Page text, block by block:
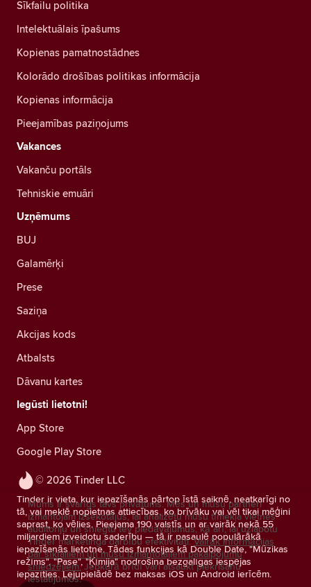
© 2026 Tinder LLC
Tinder ir vieta, kur iepazīšanās pārtop īstā saiknē, neatkarīgi no
tā, vai meklē nopietnas attiecības, ko brīvāku vai vēl tikai mēģini
saprast, ko vēlies. Pieejama 190 valstīs un ar vairāk nekā 55
miljardiem izveidotu saderību — tā ir pasaulē populārākā
iepazīšanās lietotne. Tādas funkcijas kā Double Date, "Mūzikas
režīms", "Pase", "Ķīmija" nodrošina bezgalīgas iespējas
iepazīties. Lejupielādē bez maksas iOS un Android ierīcēm.
Sīkfailu politika
Intelektuālais īpašums
Kopienas pamatnostādnes
Kolorādo drošības politikas informācija
Kopienas informācija
Pieejamības paziņojums
Vakances
Vakanču portāls
Tehniskie emuāri
Uzņēmums
BUJ
Galamērķi
Prese
Saziņa
Akcijas kods
Atbalsts
Dāvanu kartes
Iegūsti lietotni!
App Store
Google Play Store
Mums ir svarīgs tavs privātums. Mēs un mūsu partneri
izmantojam izsekotājus, lai analizētu mūsu tīmekļa vietnes
auditoriju un sniegtu tev piedāvājumus, kā arī, lai uzlabotu
Tinder mārketinga darbību efektivitāti. Vairāk informācijas
par sīkfailiem un mūsu izmantotajiem pakalpojumu
sniedzējiem. Jebkurā brīdī vari atsaukt piekrišanu
iestatījumos.